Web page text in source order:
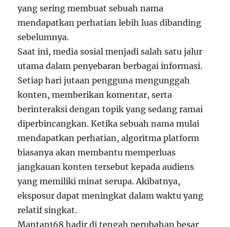
yang sering membuat sebuah nama
mendapatkan perhatian lebih luas dibanding
sebelumnya.
Saat ini, media sosial menjadi salah satu jalur
utama dalam penyebaran berbagai informasi.
Setiap hari jutaan pengguna mengunggah
konten, memberikan komentar, serta
berinteraksi dengan topik yang sedang ramai
diperbincangkan. Ketika sebuah nama mulai
mendapatkan perhatian, algoritma platform
biasanya akan membantu memperluas
jangkauan konten tersebut kepada audiens
yang memiliki minat serupa. Akibatnya,
eksposur dapat meningkat dalam waktu yang
relatif singkat.
Mantap168 hadir di tengah perubahan besar